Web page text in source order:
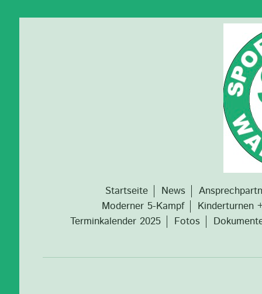
Startseite News
Moderner 5-Kampf
Kinderturnen
Terminkalender 2025
Fotos